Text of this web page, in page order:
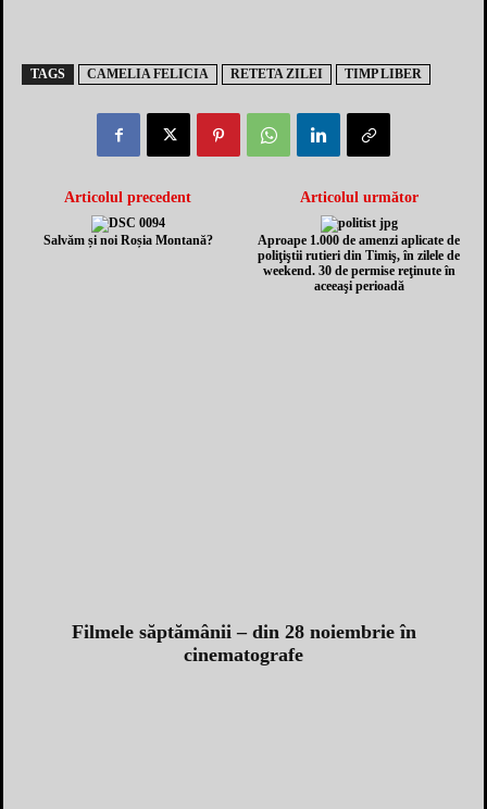
TAGS CAMELIA FELICIA RETETA ZILEI TIMP LIBER
Articolul precedent
Salvăm și noi Roșia Montană?
Articolul următor
Aproape 1.000 de amenzi aplicate de
poliţiştii rutieri din Timiş, în zilele de
weekend. 30 de permise reţinute în
aceeaşi perioadă
Filmele săptămânii – din 28 noiembrie în
cinematografe